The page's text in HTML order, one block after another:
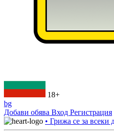
18+
bg
Добави обява Вход Регистрация
• Грижа се за всеки